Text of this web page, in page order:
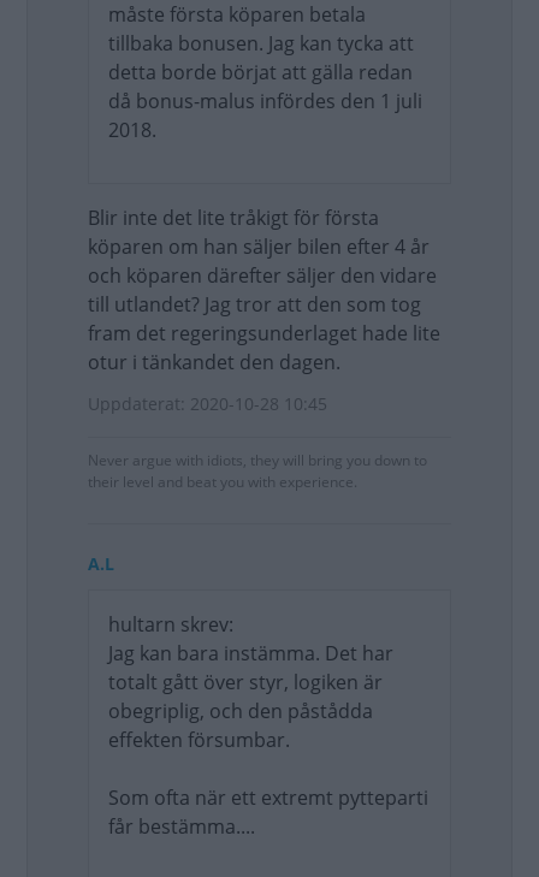
måste första köparen betala
tillbaka bonusen. Jag kan tycka att
detta borde börjat att gälla redan
då bonus-malus infördes den 1 juli
2018.
Blir inte det lite tråkigt för första
köparen om han säljer bilen efter 4 år
och köparen därefter säljer den vidare
till utlandet? Jag tror att den som tog
fram det regeringsunderlaget hade lite
otur i tänkandet den dagen.
Uppdaterat: 2020-10-28 10:45
Never argue with idiots, they will bring you down to
their level and beat you with experience.
A.L
hultarn skrev:
Jag kan bara instämma. Det har
totalt gått över styr, logiken är
obegriplig, och den påstådda
effekten försumbar.
Som ofta när ett extremt pytteparti
får bestämma....